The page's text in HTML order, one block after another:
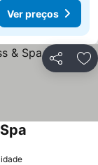
Ver preços
Partilhar
preços